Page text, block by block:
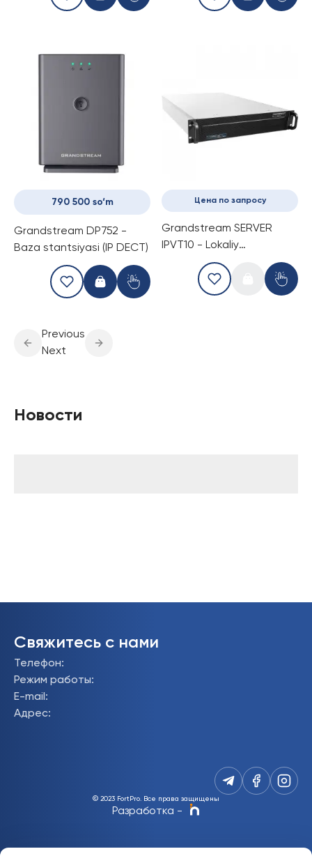
790 500 so‘m
Grandstream DP752 -
Baza stantsiyasi (IP DECT)
Цена по запросу
Grandstream SERVER
IPVT10 - Lokaliy
Videokonferensiya Serveri
Previous
Next
Новости
Свяжитесь с нами
Телефон:
Режим работы:
E-mail :
Адрес:
© 2023 FortPro. Все права защищены
Разработка -